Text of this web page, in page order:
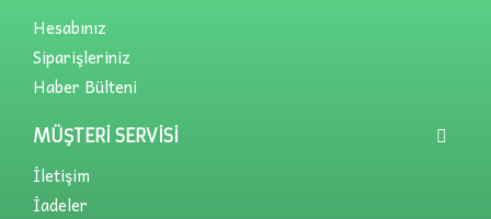
Hesabınız
Siparişleriniz
Haber Bülteni
MÜŞTERI SERVISI
İletişim
İadeler